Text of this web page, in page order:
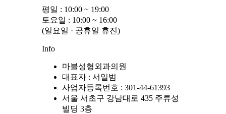
평일 : 10:00 ~ 19:00
토요일 : 10:00 ~ 16:00
(일요일 · 공휴일 휴진)
Info
마블성형외과의원
대표자 : 서일범
사업자등록번호 : 301-44-61393
서울 서초구 강남대로 435 주류성
빌딩 3층